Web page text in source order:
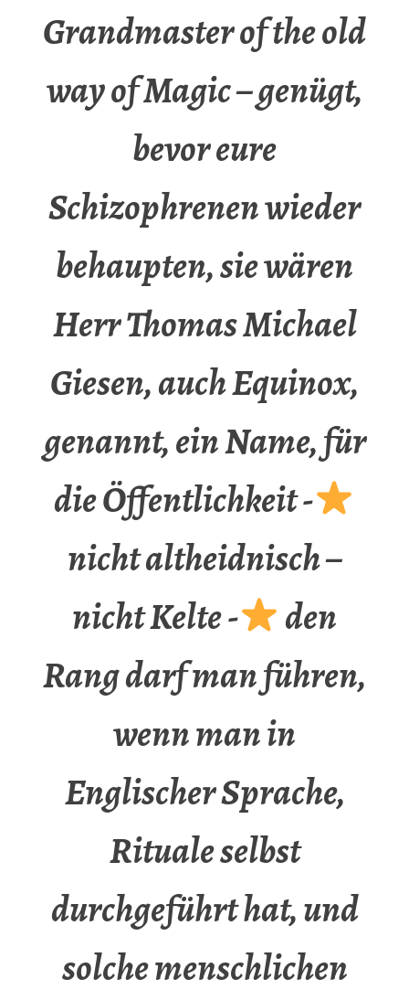
Grandmaster of the old
way of Magic – genügt,
bevor eure
Schizophrenen wieder
behaupten, sie wären
Herr Thomas Michael
Giesen, auch Equinox,
genannt, ein Name, für
die Öffentlichkeit -
nicht altheidnisch –
nicht Kelte -
den
Rang darf man führen,
wenn man in
Englischer Sprache,
Rituale selbst
durchgeführt hat, und
solche menschlichen